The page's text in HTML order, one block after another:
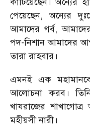
পেয়েছেন, অন্যের
আমাদের গর্ব,
পদ-নিশান আমাদের
তারা রাহবার।
এমনই এক
আলোচনা করব।
খাযরাজের
মহীয়সী নারী।